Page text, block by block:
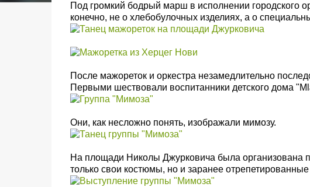
Под громкий бодрый марш в исполнении городского
конечно, не о хлебобулочных изделиях, а о
После мажореток и оркестра незамедлительно
Первыми шествовали воспитанники детского дома
Они, как несложно понять, изображали мимозу.
На площади Николы Джурковича была организована
только свои костюмы, но и заранее